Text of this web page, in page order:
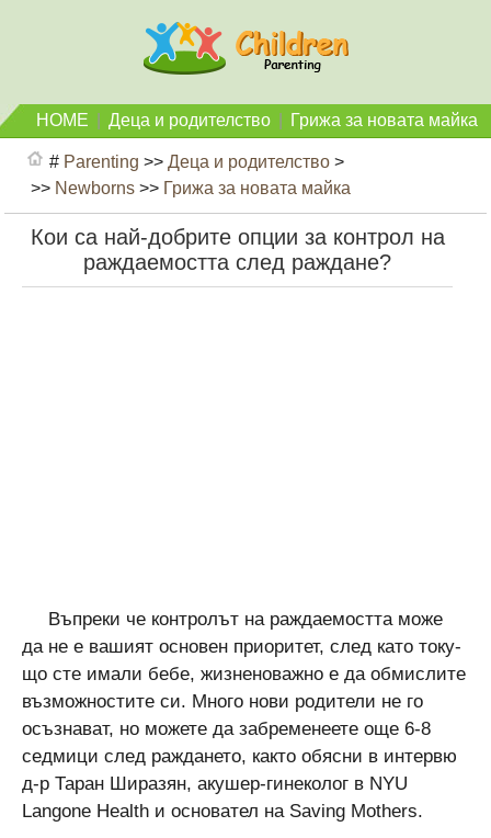
HOME Деца и родителство Грижа за новата майка
# Parenting >>Деца и родителство >
>> Newborns >> Грижа за новата майка
Кои са най-добрите опции за контрол на
раждаемостта след раждане?
Въпреки че контролът на раждаемостта може
да не е вашият основен приоритет, след като току-
що сте имали бебе, жизненоважно е да обмислите
възможностите си. Много нови родители не го
осъзнават, но можете да забременеете още 6-8
седмици след раждането, както обясни в интервю
д-р Таран Ширазян, акушер-гинеколог в NYU
Langone Health и основател на Saving Mothers.